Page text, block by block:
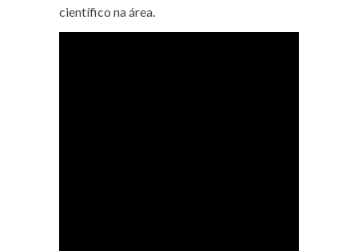
científico na área.